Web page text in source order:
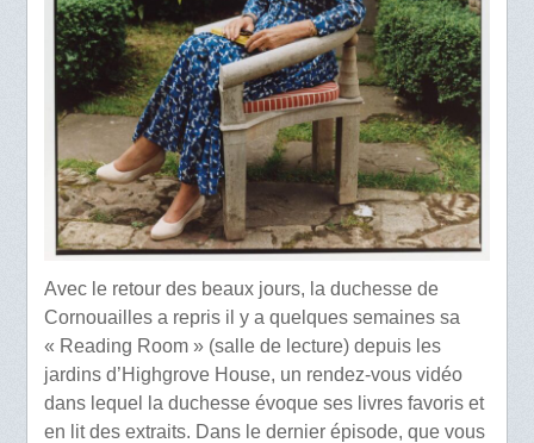
Avec le retour des beaux jours, la duchesse de
Cornouailles a repris il y a quelques semaines sa
« Reading Room » (salle de lecture) depuis les
jardins d’Highgrove House, un rendez-vous vidéo
dans lequel la duchesse évoque ses livres favoris et
en lit des extraits. Dans le dernier épisode, que vous